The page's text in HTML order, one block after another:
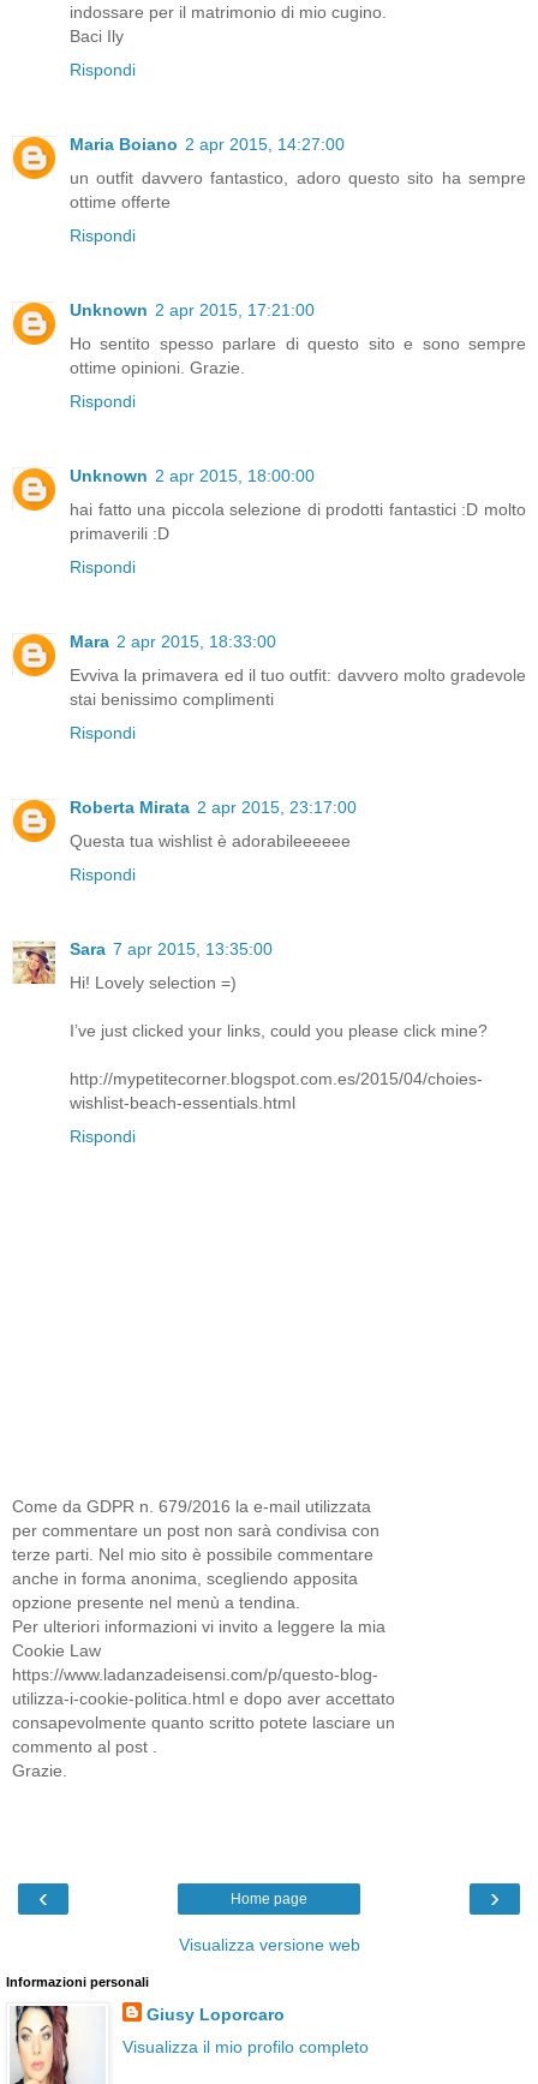
indossare per il matrimonio di mio cugino.
Baci Ily
Rispondi
Maria Boiano 2 apr 2015, 14:27:00
un outfit davvero fantastico, adoro questo sito ha sempre
ottime offerte
Rispondi
Unknown 2 apr 2015, 17:21:00
Ho sentito spesso parlare di questo sito e sono sempre
ottime opinioni. Grazie.
Rispondi
Unknown 2 apr 2015, 18:00:00
hai fatto una piccola selezione di prodotti fantastici :D molto
primaverili :D
Rispondi
Mara 2 apr 2015, 18:33:00
Evviva la primavera ed il tuo outfit: davvero molto gradevole
stai benissimo complimenti
Rispondi
Roberta Mirata 2 apr 2015, 23:17:00
Questa tua wishlist è adorabileeeeee
Rispondi
Sara 7 apr 2015, 13:35:00
Hi! Lovely selection =)
I’ve just clicked your links, could you please click mine?
http://mypetitecorner.blogspot.com.es/2015/04/choies-
wishlist-beach-essentials.html
Rispondi
Come da GDPR n. 679/2016 la e-mail utilizzata
per commentare un post non sarà condivisa con
terze parti. Nel mio sito è possibile commentare
anche in forma anonima, scegliendo apposita
opzione presente nel menù a tendina.
Per ulteriori informazioni vi invito a leggere la mia
Cookie Law
https://www.ladanzadeisensi.com/p/questo-blog-
utilizza-i-cookie-politica.html e dopo aver accettato
consapevolmente quanto scritto potete lasciare un
commento al post .
Grazie.
‹ ›
Home page
Visualizza versione web
Informazioni personali
Giusy Loporcaro
Visualizza il mio profilo completo